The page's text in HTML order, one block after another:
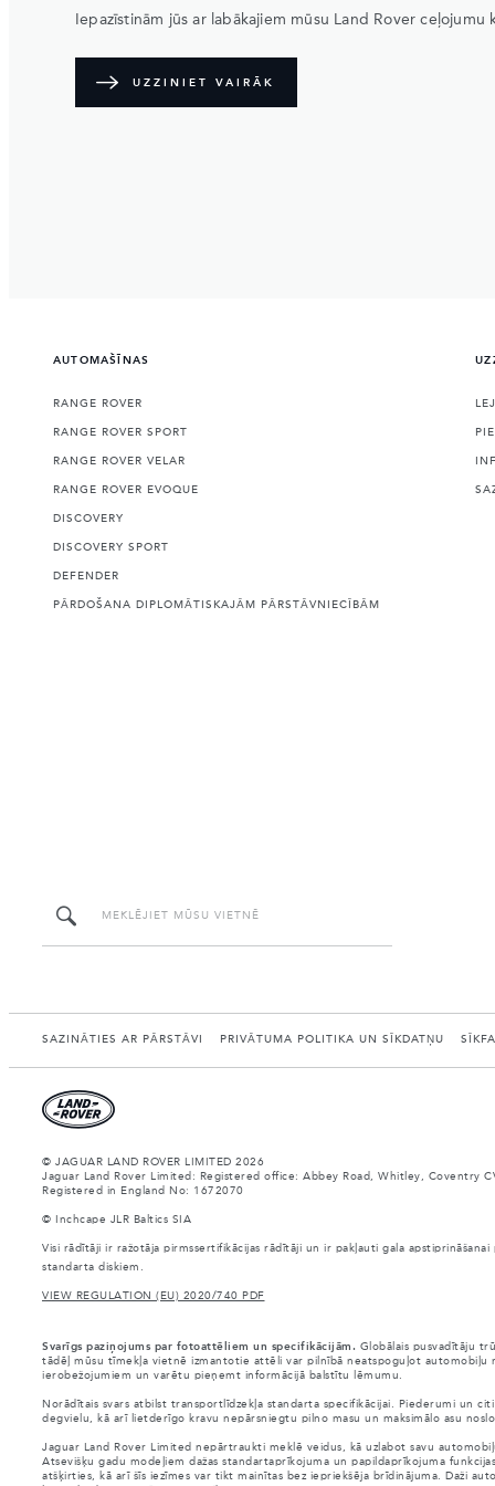
Iepazīstinām jūs ar labākajiem mūsu Land Rover
UZZINIET VAIRĀK
AUTOMAŠĪNAS
RANGE ROVER
RANGE ROVER SPORT
RANGE ROVER VELAR
RANGE ROVER EVOQUE
DISCOVERY
DISCOVERY SPORT
DEFENDER
PĀRDOŠANA DIPLOMĀTISKAJĀM PĀRSTĀVNIECĪBĀM
SAZINĀTIES AR PĀRSTĀVI PRIVĀTUMA POLITIKA UN SĪKDATŅU
© JAGUAR LAND ROVER LIMITED 2026
Jaguar Land Rover Limited: Registered office: Abbey Road, Whitley, Coventry
Registered in England No: 1672070
© Inchcape JLR Baltics SIA
Visi rādītāji ir ražotāja pirmssertifikācijas rādītāji un ir pakļauti gala
standarta diskiem.
VIEW REGULATION (EU) 2020/740 PDF
Svarīgs paziņojums par fotoattēliem un specifikācijām. Globālais pusvadītāju
tādēļ mūsu tīmekļa vietnē izmantotie attēli var pilnībā neatspoguļot automobiļu
ierobežojumiem un varētu pieņemt informācijā balstītu lēmumu.
Norādītais svars atbilst transportlīdzekļa standarta specifikācijai. Piederumi un
degvielu, kā arī lietderīgo kravu nepārsniegtu pilno masu un maksimālo asu
Jaguar Land Rover Limited nepārtraukti meklē veidus, kā uzlabot savu
Atsevišķu gadu modeļiem dažas standartaprīkojuma un papildaprīkojuma
atšķirties, kā arī šīs iezīmes var tikt mainītas bez iepriekšēja brīdinājuma. Daži